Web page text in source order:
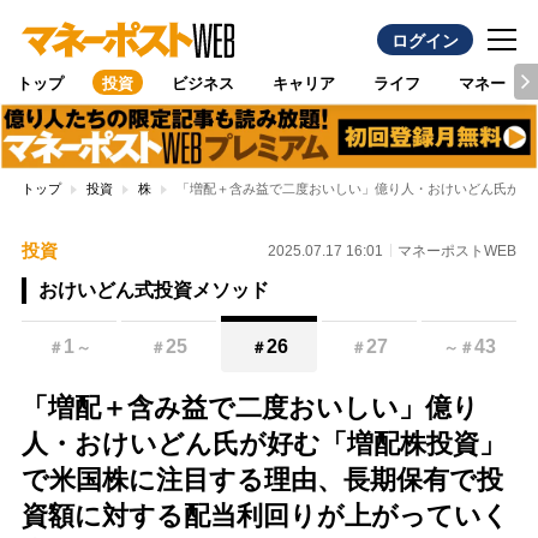
ログイン
トップ 投資 ビジネス キャリア ライフ マネー
トップ 投資 株 「増配＋含み益で二度おいしい」億り人・おけいどん氏が
投資 2025.07.17 16:01 マネーポストWEB
おけいどん式投資メソッド
＃ 1 ～ ＃25 ＃26 ＃27 ～ ＃43
「増配＋含み益で二度おいしい」億り
人・おけいどん氏が好む「増配株投資」
で米国株に注目する理由、長期保有で投
資額に対する配当利回りが上がっていく